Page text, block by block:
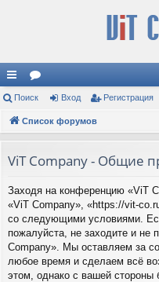
с
ы
и
ор
ум
Поиск Вход Регистрация
Список форумов
ViT Company - Общие
Заходя на конференцию «ViT
«ViT Company», «https://vit-
со следующими условиями.
пожалуйста, не заходите и не
Company». Мы оставляем за
любое время и сделаем всё
этом, однако с вашей